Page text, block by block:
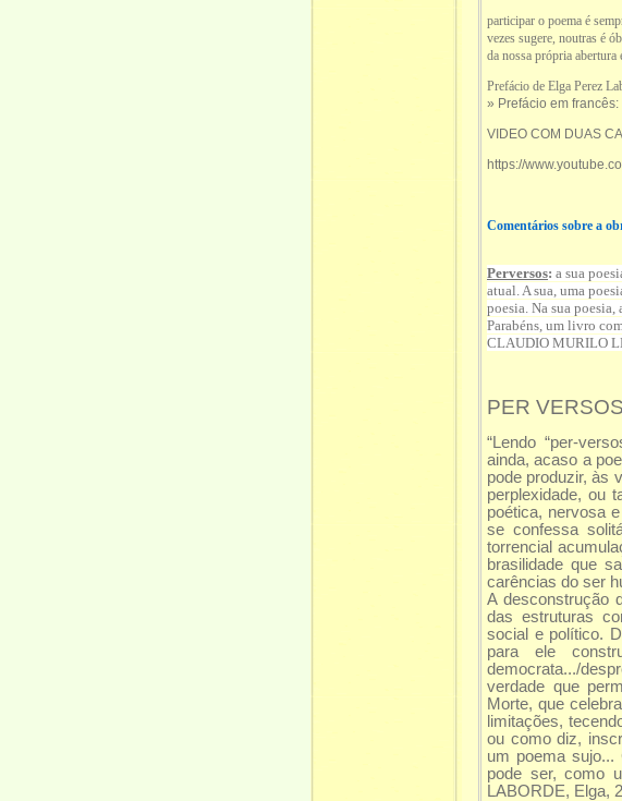
participar o poema é
vezes sugere, noutras é
da nossa própria
Prefácio de Elga Perez
» Prefácio em francês:
VIDEO COM DUAS
https://
Comentários sobre a
Perversos: a sua
atual. A sua, uma
poesia. Na sua
Parabéns, um livro
CLAUDIO MURILO
PER VERSOS
“Lendo “per-
ainda, acaso a
pode produzir, às
perplexidade, ou
poética, nervosa
se confessa
torrencial
brasilidade que
carências do ser
A desconstrução
das estruturas
social e político.
para ele
democrata.../
verdade que
Morte, que
limitações,
ou como diz,
um poema sujo...
pode ser, como
LABORDE, Elga,